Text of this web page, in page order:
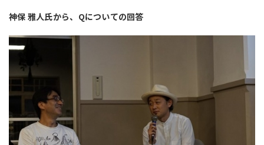
神保 雅人氏から、Qについての回答